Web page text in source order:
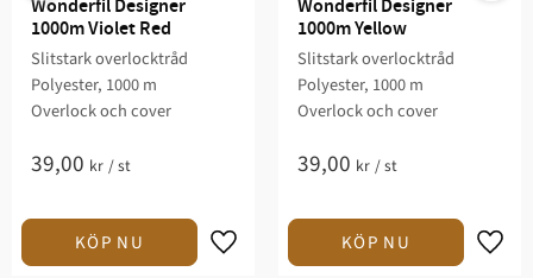
Wonderfil Designer
1000m Violet Red
Slitstark overlocktråd
Polyester, 1000 m
Overlock och cover
39,00 kr /st
Wonderfil Designer
1000m Yellow
Slitstark overlocktråd
Polyester, 1000 m
Overlock och cover
39,00 kr /st